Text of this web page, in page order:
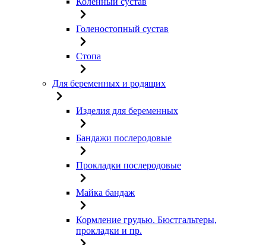
Голеностопный сустав
Стопа
Для беременных и родящих
Изделия для беременных
Бандажи послеродовые
Прокладки послеродовые
Майка бандаж
Кормление грудью. Бюстгальтеры,
прокладки и пр.